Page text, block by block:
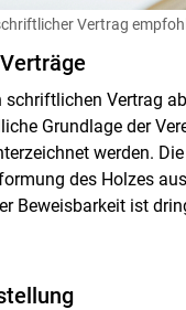
Vertrag
Vertrag
Grundlage der
werden.
des Holzes
Beweisbarkeit ist